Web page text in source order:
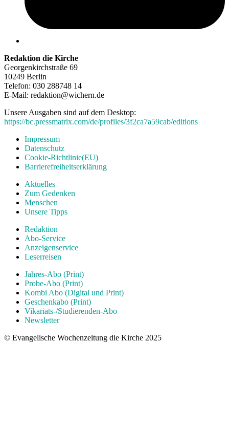
Redaktion die Kirche
Georgenkirchstraße 69
10249 Berlin
Telefon: 030 288748 14
E-Mail: redaktion@wichern.de
Unsere Ausgaben sind auf dem Desktop:
https://bc.pressmatrix.com/de/profiles/3f2ca7a59cab/editions
Impressum
Datenschutz
Cookie-Richtlinie(EU)
Barrierefreiheitserklärung
Aktuelles
Zum Gedenken
Menschen
Unsere Tipps
Redaktion
Abo-Service
Anzeigenservice
Leserreisen
Jahres-Abo (Print)
Probe-Abo (Print)
Kombi Abo (Digital und Print)
Geschenkabo (Print)
Vikariats-/Studierenden-Abo
Newsletter
© Evangelische Wochenzeitung die Kirche 2025